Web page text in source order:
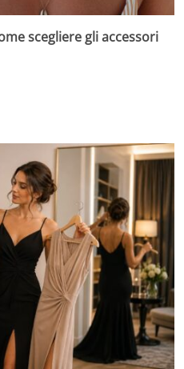
scegliere gli accessori